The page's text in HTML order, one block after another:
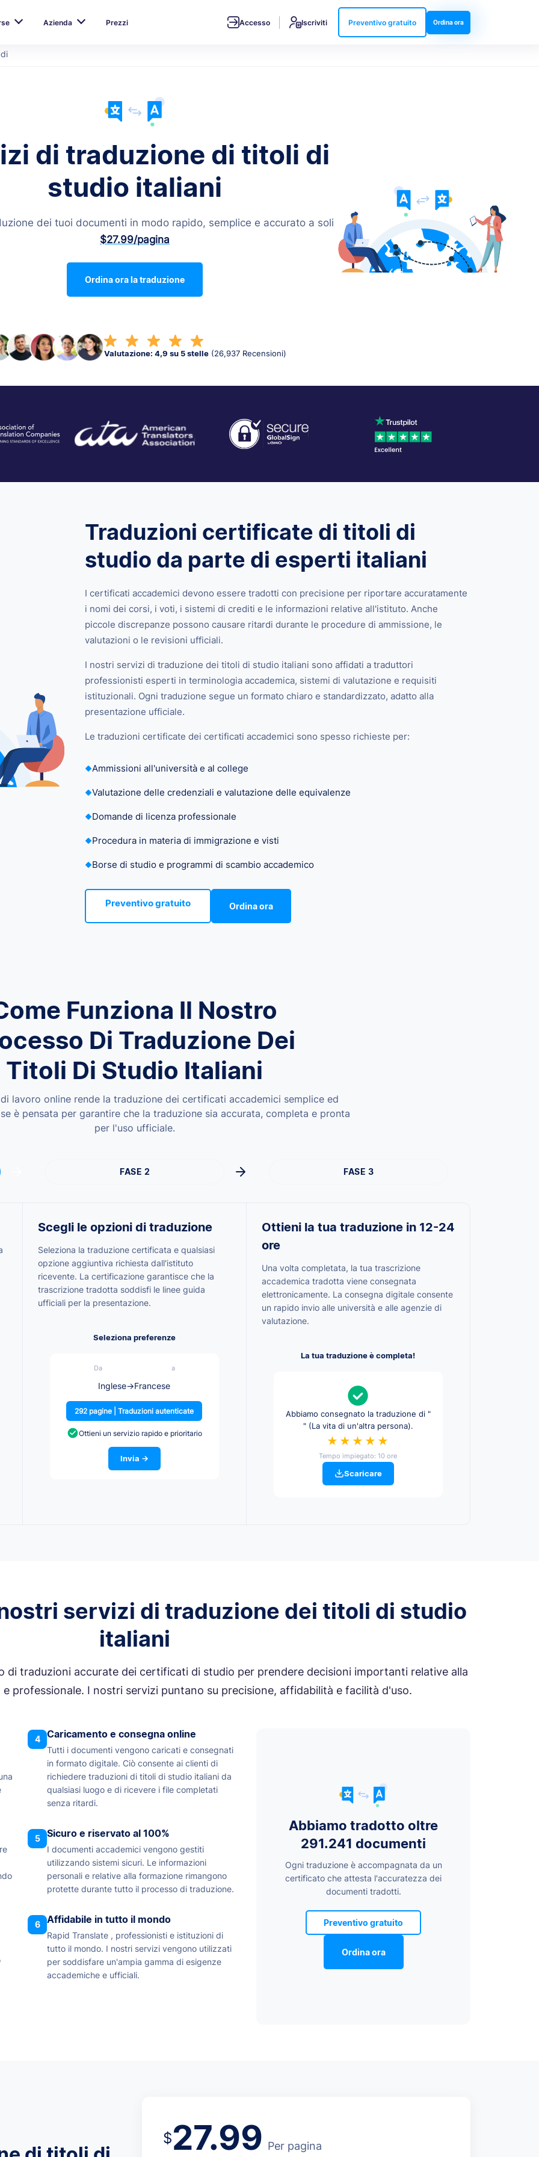
Azienda Prezzi Accesso Iscriviti Preventivo gratuito Ordina ora
di traduzione di titoli di
studio italiani
dei tuoi documenti in modo rapido, semplice e accurato a soli
$27.99/pagina
Ordina ora la traduzione
Valutazione: 4,9 su 5 stelle (26,937 Recensioni)
Traduzioni certificate di titoli di
studio da parte di esperti italiani
I certificati accademici devono essere tradotti con precisione per riportare accuratamente
i nomi dei corsi, i voti, i sistemi di crediti e le informazioni relative all'istituto. Anche
piccole discrepanze possono causare ritardi durante le procedure di ammissione, le
valutazioni o le revisioni ufficiali.
I nostri servizi di traduzione dei titoli di studio italiani sono affidati a traduttori
professionisti esperti in terminologia accademica, sistemi di valutazione e requisiti
istituzionali. Ogni traduzione segue un formato chiaro e standardizzato, adatto alla
presentazione ufficiale.
Le traduzioni certificate dei certificati accademici sono spesso richieste per:
Ammissioni all'università e al college
Valutazione delle credenziali e valutazione delle equivalenze
Domande di licenza professionale
Procedura in materia di immigrazione e visti
Borse di studio e programmi di scambio accademico
Preventivo gratuito Ordina ora
Funziona Il Nostro
Di Traduzione Dei
Titoli Di Studio Italiani
lavoro online rende la traduzione dei certificati accademici semplice ed
è pensata per garantire che la traduzione sia accurata, completa e pronta
per l'uso ufficiale.
FASE 2 FASE 3
Scegli le opzioni di traduzione
Seleziona la traduzione certificata e qualsiasi
opzione aggiuntiva richiesta dall'istituto
ricevente. La certificazione garantisce che la
trascrizione tradotta soddisfi le linee guida
ufficiali per la presentazione.
Seleziona preferenze
Da a
Inglese→Francese
292 pagine | Traduzioni autenticate
Ottieni un servizio rapido e prioritario
Invia →
Ottieni la tua traduzione in 12-24
ore
Una volta completata, la tua trascrizione
accademica tradotta viene consegnata
elettronicamente. La consegna digitale consente
un rapido invio alle università e alle agenzie di
valutazione.
La tua traduzione è completa!
Abbiamo consegnato la traduzione di "
" (La vita di un'altra persona).
★★★★★
Tempo impiegato: 10 ore
Scaricare
servizi di traduzione dei titoli di studio
italiani
di traduzioni accurate dei certificati di studio per prendere decisioni importanti relative alla
professionale. I nostri servizi puntano su precisione, affidabilità e facilità d'uso.
4 Caricamento e consegna online
Tutti i documenti vengono caricati e consegnati
in formato digitale. Ciò consente ai clienti di
richiedere traduzioni di titoli di studio italiani da
qualsiasi luogo e di ricevere i file completati
senza ritardi.
5 Sicuro e riservato al 100%
I documenti accademici vengono gestiti
utilizzando sistemi sicuri. Le informazioni
personali e relative alla formazione rimangono
protette durante tutto il processo di traduzione.
6 Affidabile in tutto il mondo
Rapid Translate , professionisti e istituzioni di
tutto il mondo. I nostri servizi vengono utilizzati
per soddisfare un'ampia gamma di esigenze
accademiche e ufficiali.
Abbiamo tradotto oltre
291.241 documenti
Ogni traduzione è accompagnata da un
certificato che attesta l'accuratezza dei
documenti tradotti.
Preventivo gratuito
Ordina ora
$27.99 Per pagina